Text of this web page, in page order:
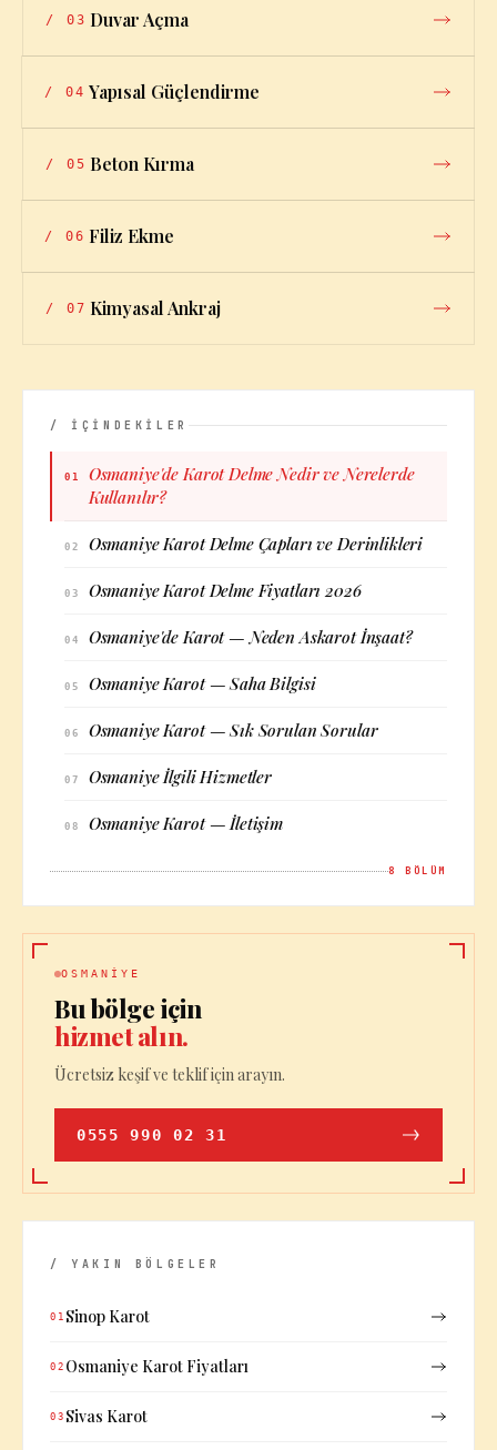
/ 03 Duvar Açma
/ 04 Yapısal Güçlendirme
/ 05 Beton Kırma
/ 06 Filiz Ekme
/ 07 Kimyasal Ankraj
/ İÇİNDEKİLER
01
Osmaniye'de Karot Delme Nedir ve Nerelerde
Kullanılır?
02 Osmaniye Karot Delme Çapları ve Derinlikleri
03 Osmaniye Karot Delme Fiyatları 2026
04 Osmaniye'de Karot — Neden Askarot İnşaat?
05 Osmaniye Karot — Saha Bilgisi
06 Osmaniye Karot — Sık Sorulan Sorular
07 Osmaniye İlgili Hizmetler
08 Osmaniye Karot — İletişim
8 BÖLÜM
OSMANIYE
Bu bölge için
hizmet alın.
Ücretsiz keşif ve teklif için arayın.
0555 990 02 31
/ YAKIN BÖLGELER
01 Sinop Karot
02 Osmaniye Karot Fiyatları
03 Sivas Karot